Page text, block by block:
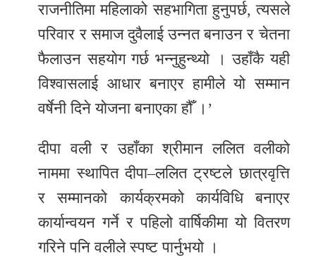
राजनीतिमा महिलाको सहभागिता हुनुपर्छ, त्यसले
परिवार र समाज दुवैलाई उन्नत बनाउन र चेतना
फैलाउन सहयोग गर्छ भन्नुहुन्थ्यो । उहाँकै यही
विश्वासलाई आधार बनाएर हामीले यो सम्मान
वर्षेनी दिने योजना बनाएका हौँ ।’
दीपा वली र उहाँका श्रीमान ललित वलीको
नाममा स्थापित दीपा–ललित ट्रष्टले छात्रवृत्ति
र सम्मानको कार्यक्रमको कार्यविधि बनाएर
कार्यान्वयन गर्ने र पहिलो वार्षिकीमा यो वितरण
गरिने पनि वलीले स्पष्ट पार्नुभयो ।